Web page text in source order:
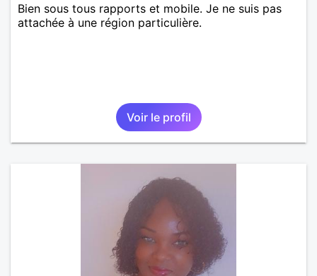
Bien sous tous rapports et mobile. Je ne suis pas
attachée à une région particulière.
Voir le profil